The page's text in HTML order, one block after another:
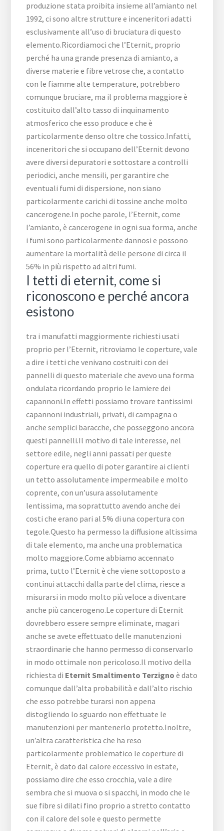
produzione stata proibita insieme all’amianto nel
1992, ci sono altre strutture e inceneritori adatti
esclusivamente all’uso di bruciatura di questo
elemento.Ricordiamoci che l’Eternit, proprio
perché ha una grande presenza di amianto, a
diverse materie e fibre vetrose che, a contatto
con le fiamme alte temperature, potrebbero
comunque bruciare, ma il problema maggiore è
costituito dall’alto tasso di inquinamento
atmosferico che esso produce e che è
particolarmente denso oltre che tossico.Infatti,
inceneritori che si occupano dell’Eternit devono
avere diversi depuratori e sottostare a controlli
periodici, anche mensili, per garantire che
eventuali fumi di dispersione, non siano
particolarmente carichi di tossine anche molto
cancerogene.In poche parole, l’Eternit, come
l’amianto, è cancerogene in ogni sua forma, anche
i fumi sono particolarmente dannosi e possono
aumentare la mortalità delle persone di circa il
56% in più rispetto ad altri fumi.
I tetti di eternit, come si
riconoscono e perché ancora
esistono
tra i manufatti maggiormente richiesti usati
proprio per l’Eternit, ritroviamo le coperture, vale
a dire i tetti che venivano costruiti con dei
pannelli di questo materiale che avevo una forma
ondulata ricordando proprio le lamiere dei
capannoni.In effetti possiamo trovare tantissimi
capannoni industriali, privati, di campagna o
anche semplici baracche, che posseggono ancora
questi pannelli.Il motivo di tale interesse, nel
settore edile, negli anni passati per queste
coperture era quello di poter garantire ai clienti
un tetto assolutamente impermeabile e molto
coprente, con un’usura assolutamente
lentissima, ma soprattutto avendo anche dei
costi che erano pari al 5% di una copertura con
tegole.Questo ha permesso la diffusione altissima
di tale elemento, ma anche una problematica
molto maggiore.Come abbiamo accennato
prima, tutto l’Eternit è che viene sottoposto a
continui attacchi dalla parte del clima, riesce a
misurarsi in modo molto più veloce a diventare
anche più cancerogeno.Le coperture di Eternit
dovrebbero essere sempre eliminate, magari
anche se avete effettuato delle manutenzioni
straordinarie che hanno permesso di conservarlo
in modo ottimale non pericoloso.Il motivo della
richiesta di Eternit Smaltimento Terzigno è dato
comunque dall’alta probabilità e dall’alto rischio
che esso potrebbe turarsi non appena
distogliendo lo sguardo non effettuate le
manutenzioni per mantenerlo protetto.Inoltre,
un’altra caratteristica che ha reso
particolarmente problematico le coperture di
Eternit, è dato dal calore eccessivo in estate,
possiamo dire che esso crocchia, vale a dire
sembra che si muova o si spacchi, in modo che le
sue fibre si dilati fino proprio a stretto contatto
con il calore del sole e questo permette